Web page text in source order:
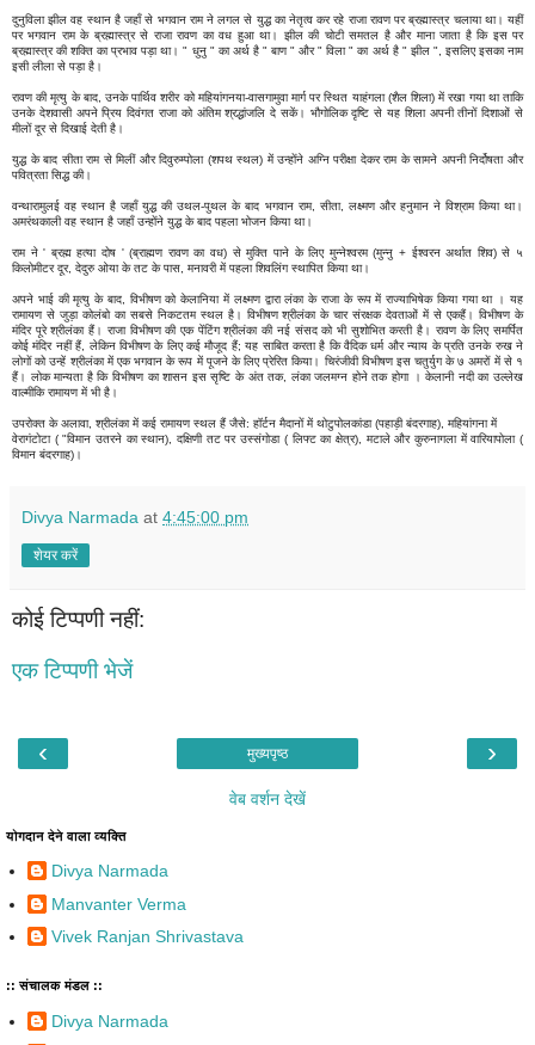
दुनुविला झील वह स्थान है जहाँ से भगवान राम ने लगल से युद्ध का नेतृत्व कर रहे राजा रावण पर ब्रह्मास्त्र चलाया था। यहीं
पर भगवान राम के ब्रह्मास्त्र से राजा रावण का वध हुआ था। झील की चोटी समतल है और माना जाता है कि इस पर
ब्रह्मास्त्र की शक्ति का प्रभाव पड़ा था। " धुनु " का अर्थ है " बाण " और " विला " का अर्थ है " झील ", इसलिए इसका नाम
इसी लीला से पड़ा है।
रावण की मृत्यु के बाद, उनके पार्थिव शरीर को महियांगनया-वासगामुवा मार्ग पर स्थित याहंगला (शैल शिला) में रखा गया था ताकि
उनके देशवासी अपने प्रिय दिवंगत राजा को अंतिम श्रद्धांजलि दे सकें। भौगोलिक दृष्टि से यह शिला अपनी तीनों दिशाओं से
मीलों दूर से दिखाई देती है।
युद्ध के बाद सीता राम से मिलीं और दिवुरुम्पोला (शपथ स्थल) में उन्होंने अग्नि परीक्षा देकर राम के सामने अपनी निर्दोषता और
पवित्रता सिद्ध की।
वन्थारामुलई वह स्थान है जहाँ युद्ध की उथल-पुथल के बाद भगवान राम, सीता, लक्ष्मण और हनुमान ने विश्राम किया था।
अमरंथकाली वह स्थान है जहाँ उन्होंने युद्ध के बाद पहला भोजन किया था।
राम ने ' ब्रह्म हत्या दोष ' (ब्राह्मण रावण का वध) से मुक्ति पाने के लिए मुन्नेश्वरम (मुन्नु + ईश्वरन अर्थात शिव) से ५
किलोमीटर दूर, देदुरु ओया के तट के पास, मनावरी में पहला शिवलिंग स्थापित किया था।
अपने भाई की मृत्यु के बाद, विभीषण को केलानिया में लक्ष्मण द्वारा लंका के राजा के रूप में राज्याभिषेक किया गया था । यह
रामायण से जुड़ा कोलंबो का सबसे निकटतम स्थल है। विभीषण श्रीलंका के चार संरक्षक देवताओं में से एकहैं। विभीषण के
मंदिर पूरे श्रीलंका हैं। राजा विभीषण की एक पेंटिंग श्रीलंका की नई संसद को भी सुशोभित करती है। रावण के लिए समर्पित
कोई मंदिर नहीं हैं, लेकिन विभीषण के लिए कई मौजूद हैं; यह साबित करता है कि वैदिक धर्म और न्याय के प्रति उनके रुख ने
लोगों को उन्हें श्रीलंका में एक भगवान के रूप में पूजने के लिए प्रेरित किया। चिरंजीवी विभीषण इस चतुर्युग के ७ अमरों में से १
हैं। लोक मान्यता है कि विभीषण का शासन इस सृष्टि के अंत तक, लंका जलमग्न होने तक होगा । केलानी नदी का उल्लेख
वाल्मीकि रामायण में भी है।
उपरोक्त के अलावा, श्रीलंका में कई रामायण स्थल हैं जैसे: हॉर्टन मैदानों में थोटुपोलकांडा (पहाड़ी बंदरगाह), महियांगना में
वेरागंटोटा ( "विमान उतरने का स्थान), दक्षिणी तट पर उस्संगोडा ( लिफ्ट का क्षेत्र), मटाले और कुरुनागला में वारियापोला (
विमान बंदरगाह)।
Divya Narmada at 4:45:00 pm
शेयर करें
कोई टिप्पणी नहीं:
एक टिप्पणी भेजें
‹ ›
मुख्यपृष्ठ
वेब वर्शन देखें
योगदान देने वाला व्यक्ति
Divya Narmada
Manvanter Verma
Vivek Ranjan Shrivastava
:: संचालक मंडल ::
Divya Narmada